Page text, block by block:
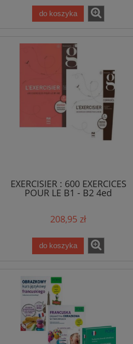
Vocabulaire progressif avance
klucz odpowiedzi 3 edycja
59,76 zł
62,90 zł
do koszyka
EXERCISIER : 600 EXERCICES
POUR LE B1 - B2 4ed
208,95 zł
do koszyka